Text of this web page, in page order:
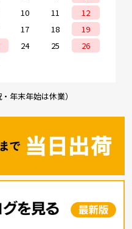
10 11
12
17 18
19
24 25
26
年末年始は休業）